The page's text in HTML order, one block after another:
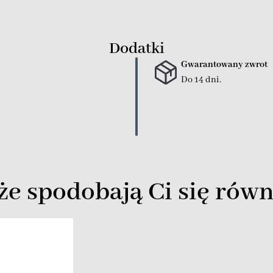
Dodatki
Gwarantowany zwrot
Do 14 dni.
spodobają Ci się